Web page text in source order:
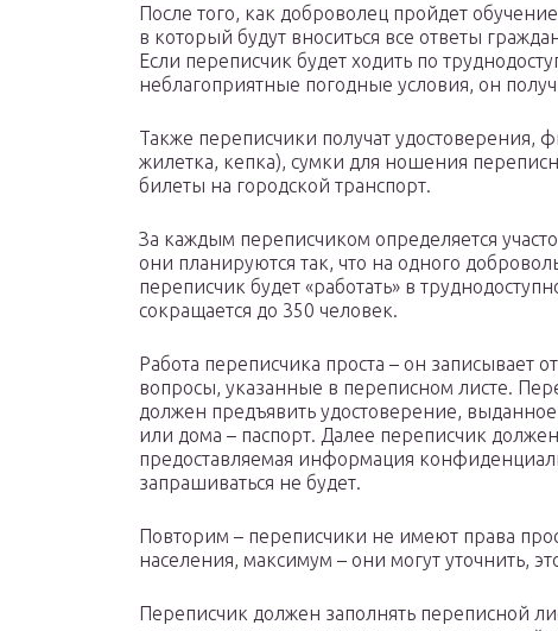
После того, как доброволец пройдет
в который будут вноситься все ответы
Если переписчик будет ходить по
неблагоприятные погодные условия, он
Также переписчики получат
жилетка, кепка), сумки для ношения
билеты на городской транспорт.
За каждым переписчиком определяется
они планируются так, что на одного
переписчик будет «работать» в
сокращается до 350 человек.
Работа переписчика проста – он записывает
вопросы, указанные в переписном листе.
должен предъявить удостоверение,
или дома – паспорт. Далее переписчик должен
предоставляемая информация
запрашиваться не будет.
Повторим – переписчики не имеют права
населения, максимум – они могут уточнить,
Переписчик должен заполнять переписной